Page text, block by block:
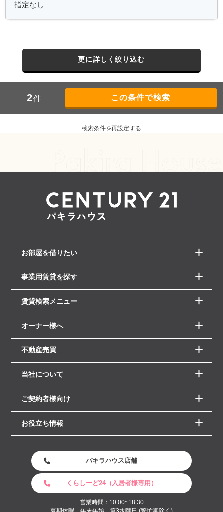
更に詳しく絞り込む
2件
検索条件を再設定する
お部屋を借りたい
事業用賃貸を探す
賃貸検索メニュー
オーナー様へ
不動産売買
当社について
ご契約者様向け
お役立ち情報
パキラハウス店舗
くらしーど24（入居者様専用）
営業時間：10:00~18:30